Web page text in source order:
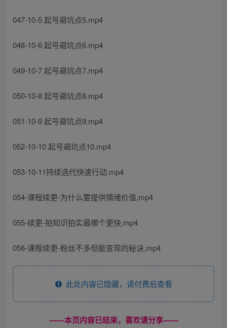
047-10-5 起号避坑点5.mp4
048-10-6 起号避坑点6.mp4
049-10-7 起号避坑点7.mp4
050-10-8 起号避坑点8.mp4
051-10-9 起号避坑点9.mp4
052-10-10 起号避坑点10.mp4
053-10-11持续选代快速行动.mp4
054-课程续更-为什么要提供情绪价值,mp4
055-续更-拍知识拍实最哪个更快,mp4
056-课程续更-粉丝不多但能变现的秘诀,mp4
此处内容已隐藏，请付费后查看
------本页内容已结束，喜欢请分享------